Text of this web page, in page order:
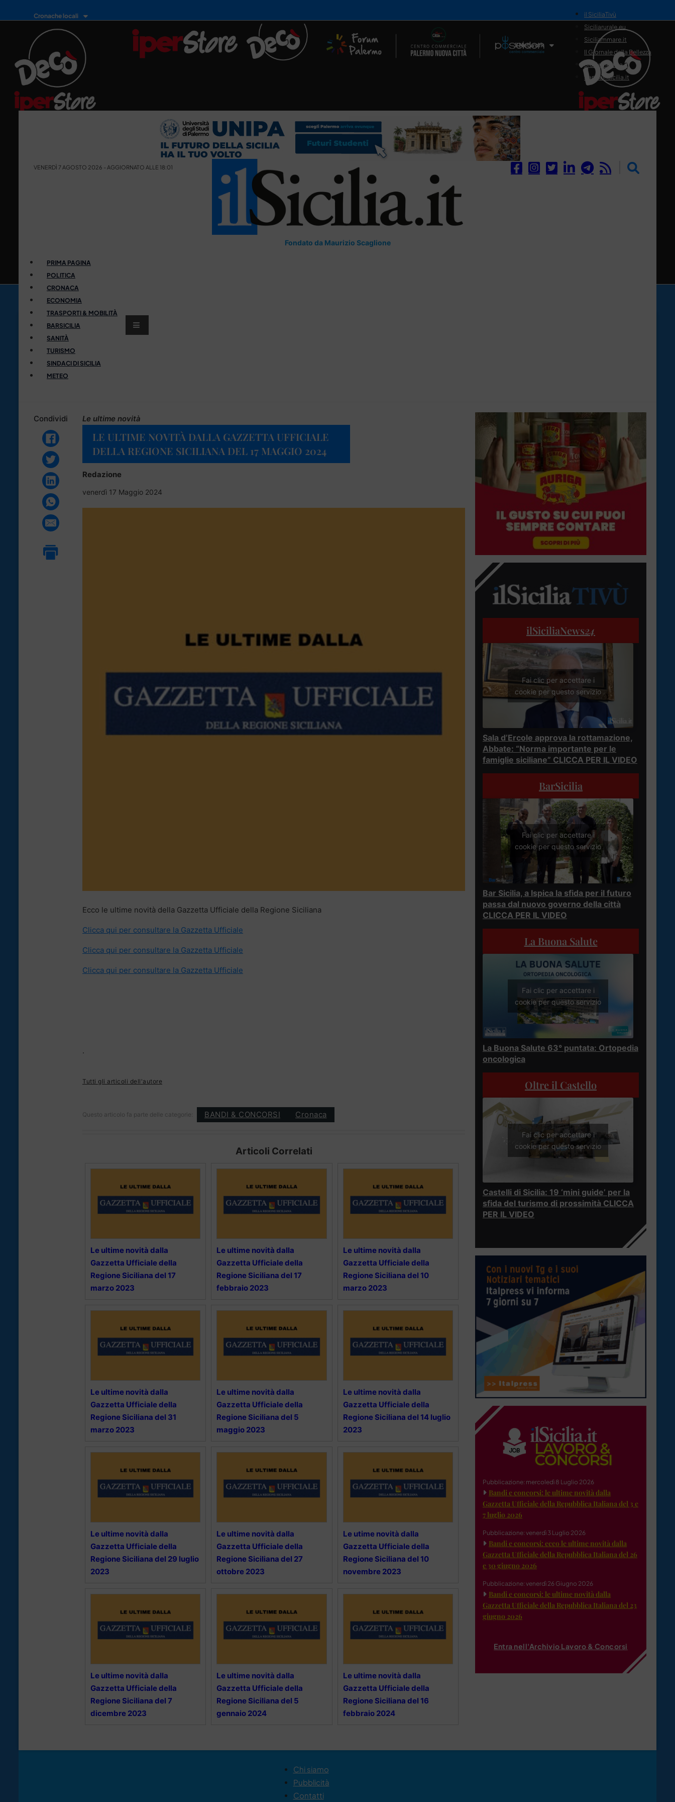
Cronache locali
Il Network
il SiciliaTivù
Siciliarurale.eu
Siciliammare.it
Il Giornale della Bellezza
Siciliamedica.it
Sanitainsicilia.it
VENERDÌ 7 AGOSTO 2026 - AGGIORNATO ALLE 18:01
Fondato da Maurizio Scaglione
PRIMA PAGINA
POLITICA
CRONACA
ECONOMIA
TRASPORTI & MOBILITÀ
BARSICILIA
SANITÀ
TURISMO
SINDACI DI SICILIA
METEO
Condividi Le ultime novità
LE ULTIME NOVITÀ DALLA GAZZETTA UFFICIALE
DELLA REGIONE SICILIANA DEL 17 MAGGIO 2024
Redazione
venerdì 17 Maggio 2024
Ecco le ultime novità della Gazzetta Ufficiale della Regione Siciliana
Clicca qui per consultare la Gazzetta Ufficiale
Clicca qui per consultare la Gazzetta Ufficiale
Clicca qui per consultare la Gazzetta Ufficiale
.
Tutti gli articoli dell'autore
Questo articolo fa parte delle categorie: BANDI & CONCORSI Cronaca
Articoli Correlati
Le ultime novità dalla
Gazzetta Ufficiale della
Regione Siciliana del 17
marzo 2023
Le ultime novità dalla
Gazzetta Ufficiale della
Regione Siciliana del 17
febbraio 2023
Le ultime novità dalla
Gazzetta Ufficiale della
Regione Siciliana del 10
marzo 2023
Le ultime novità dalla
Gazzetta Ufficiale della
Regione Siciliana del 31
marzo 2023
Le ultime novità dalla
Gazzetta Ufficiale della
Regione Siciliana del 5
maggio 2023
Le ultime novità dalla
Gazzetta Ufficiale della
Regione Siciliana del 14 luglio
2023
Le ultime novità dalla
Gazzetta Ufficiale della
Regione Siciliana del 29 luglio
2023
Le ultime novità dalla
Gazzetta Ufficiale della
Regione Siciliana del 27
ottobre 2023
Le utime novità dalla
Gazzetta Ufficiale della
Regione Siciliana del 10
novembre 2023
Le ultime novità dalla
Gazzetta Ufficiale della
Regione Siciliana del 7
dicembre 2023
Le ultime novità dalla
Gazzetta Ufficiale della
Regione Siciliana del 5
gennaio 2024
Le ultime novità dalla
Gazzetta Ufficiale della
Regione Siciliana del 16
febbraio 2024
ilSiciliaNews24
Fai clic per accettare i
cookie per questo servizio
Sala d’Ercole approva la rottamazione,
Abbate: “Norma importante per le
famiglie siciliane” CLICCA PER IL VIDEO
BarSicilia
Fai clic per accettare i
cookie per questo servizio
Bar Sicilia, a Ispica la sfida per il futuro
passa dal nuovo governo della città
CLICCA PER IL VIDEO
La Buona Salute
Fai clic per accettare i
cookie per questo servizio
La Buona Salute 63° puntata: Ortopedia
oncologica
Oltre il Castello
Fai clic per accettare i
cookie per questo servizio
Castelli di Sicilia: 19 ‘mini guide’ per la
sfida del turismo di prossimità CLICCA
PER IL VIDEO
Pubblicazione: mercoledì 8 Luglio 2026
Bandi e concorsi: le ultime novità dalla
Gazzetta Ufficiale della Repubblica Italiana del 3 e
7 luglio 2026
Pubblicazione: venerdì 3 Luglio 2026
Bandi e concorsi: ecco le ultime novità dalla
Gazzetta Ufficiale della Repubblica Italiana del 26
e 30 giugno 2026
Pubblicazione: venerdì 26 Giugno 2026
Bandi e concorsi: le ultime novità dalla
Gazzetta Ufficiale della Repubblica Italiana del 23
giugno 2026
Entra nell'Archivio Lavoro & Concorsi
Chi siamo
Pubblicità
Contatti